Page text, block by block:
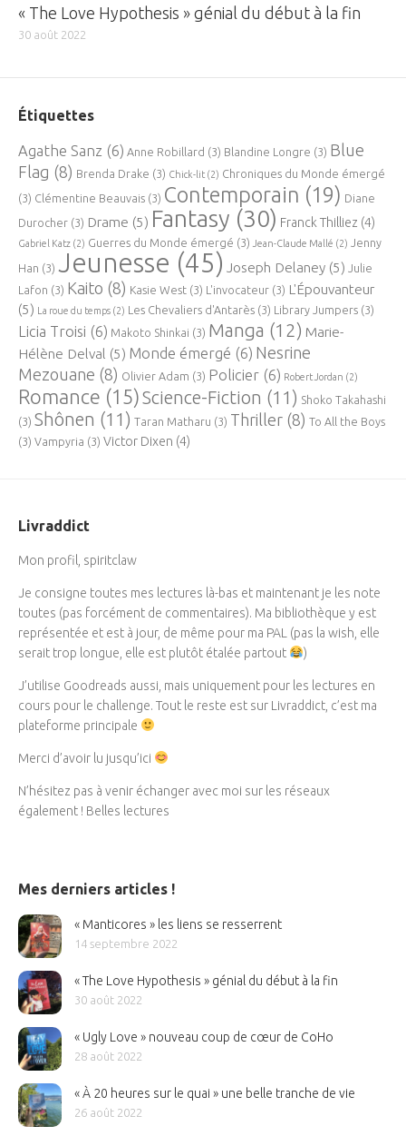
« The Love Hypothesis » génial du début à la fin
30 août 2022
Étiquettes
Agathe Sanz (6) Anne Robillard (3) Blandine Longre (3) Blue
Flag (8) Brenda Drake (3) Chick-lit (2) Chroniques du Monde émergé
(3) Clémentine Beauvais (3) Contemporain (19) Diane
Durocher (3) Drame (5) Fantasy (30) Franck Thilliez (4)
Gabriel Katz (2) Guerres du Monde émergé (3) Jean-Claude Mallé (2)
Jenny
Han (3) Jeunesse (45) Joseph Delaney (5) Julie
Lafon (3) Kaito (8) Kasie West (3) L'invocateur (3) L'Épouvanteur
(5) La roue du temps (2) Les Chevaliers d'Antarès (3) Library Jumpers (3)
Licia Troisi (6) Makoto Shinkai (3) Manga (12) Marie-
Hélène Delval (5) Monde émergé (6) Nesrine
Mezouane (8) Olivier Adam (3) Policier (6) Robert Jordan (2)
Romance (15)Science-Fiction (11) Shoko Takahashi
(3) Shônen (11) Taran Matharu (3) Thriller (8) To All the Boys
(3) Vampyria (3) Victor Dixen (4)
Livraddict
Mon profil, spiritclaw
Je consigne toutes mes lectures là-bas et maintenant je les note
toutes (pas forcément de commentaires). Ma bibliothèque y est
représentée et est à jour, de même pour ma PAL (pas la wish, elle
serait trop longue, elle est plutôt étalée partout
)
J’utilise Goodreads aussi, mais uniquement pour les lectures en
cours pour le challenge. Tout le reste est sur Livraddict, c’est ma
plateforme principale
Merci d’avoir lu jusqu’ici
N’hésitez pas à venir échanger avec moi sur les réseaux
également ! Belles lectures
Mes derniers articles !
« Manticores » les liens se resserrent
14 septembre 2022
« The Love Hypothesis » génial du début à la fin
30 août 2022
« Ugly Love » nouveau coup de cœur de CoHo
28 août 2022
« À 20 heures sur le quai » une belle tranche de vie
26 août 2022